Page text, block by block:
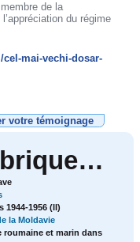
de la
du régime
mai-vechi-dosar-
votre témoignage
1944-1956 (II)
la Moldavie
roumaine et marin dans